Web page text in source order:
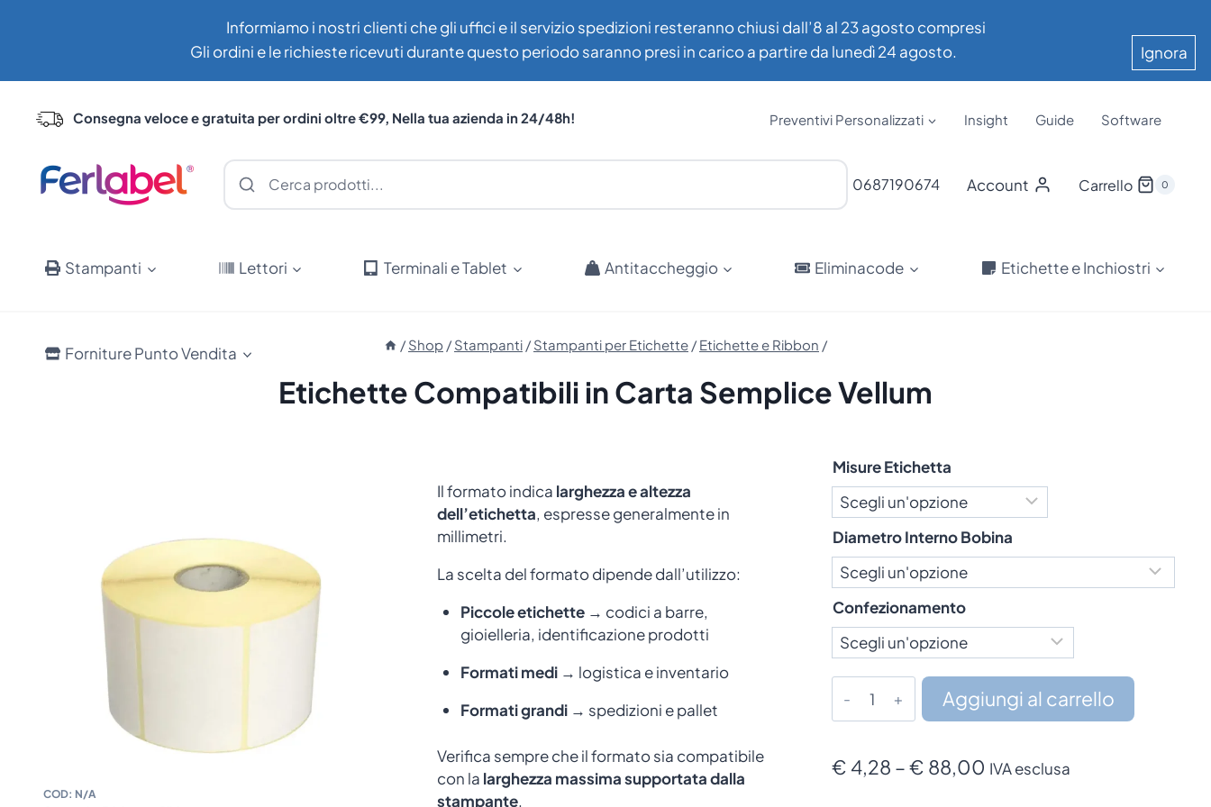
Informiamo i nostri clienti che gli uffici e il servizio spedizioni resteranno chiusi dall’8 al 23 agosto compresi
Gli ordini e le richieste ricevuti durante questo periodo saranno presi in carico a partire da lunedì 24 agosto.
Ignora
Consegna veloce e gratuita per ordini oltre €99, Nella tua azienda in 24/48h! Preventivi Personalizzati Insight Guide Software
0687190674 Account Carrello 0
Stampanti Lettori Terminali e Tablet Antitaccheggio Eliminacode Etichette e Inchiostri
Forniture Punto Vendita / Shop / Stampanti / Stampanti per Etichette / Etichette e Ribbon /
Etichette Compatibili in Carta Semplice Vellum
COD: N/A
Il formato indica larghezza e altezza
dell’etichetta, espresse generalmente in
millimetri.
La scelta del formato dipende dall’utilizzo:
Piccole etichette→ codici a barre,
gioielleria, identificazione prodotti
Formati medi→ logistica e inventario
Formati grandi→ spedizioni e pallet
Verifica sempre che il formato sia compatibile
con la larghezza massima supportata dalla
stampante.
Misure Etichetta
Diametro Interno Bobina
Confezionamento
Carta
Aggiungi al carrello
€ 4,28 –€ 88,00 Fascia
IVA esclusa